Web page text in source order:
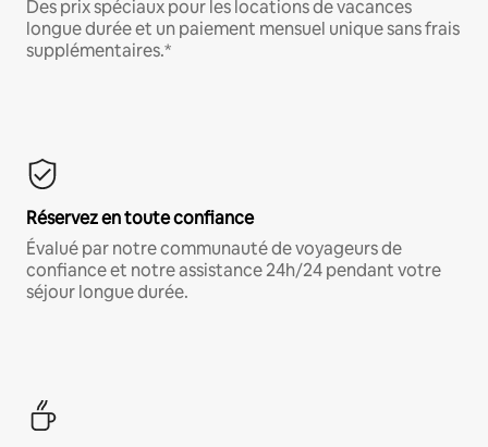
Des prix spéciaux pour les locations de vacances
longue durée et un paiement mensuel unique sans frais
supplémentaires.*
Réservez en toute confiance
Évalué par notre communauté de voyageurs de
confiance et notre assistance 24h/24 pendant votre
séjour longue durée.